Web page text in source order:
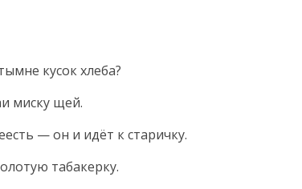
кусок хлеба?
миску щей.
— он и идёт к старичку.
табакерку.